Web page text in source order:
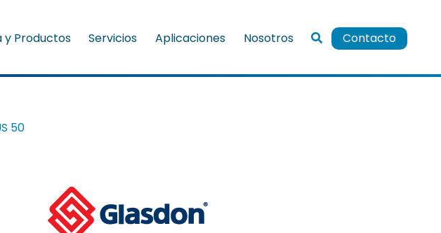
y Productos Servicios Aplicaciones Nosotros Contacto
50